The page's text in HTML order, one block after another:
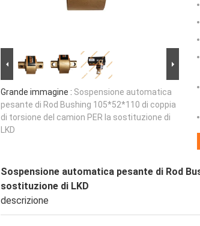
Grande immagine : Sospensione automatica
pesante di Rod Bushing 105*52*110 di coppia
di torsione del camion PER la sostituzione di
LKD
Sospensione automatica pesante di Rod
sostituzione di LKD
descrizione